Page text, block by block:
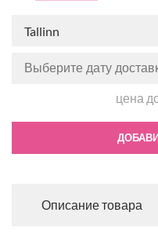
Tallinn
цена
Описание товара